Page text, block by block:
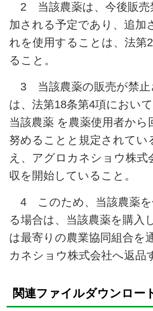
2 当該農薬は、今後販売
加される予定であり、追加
れを使用することは、法第
ること。
3 当該農薬の販売が禁止
は、法第18条第4項において
当該農薬 を農薬使用者から
努めることと規定されてい
え、アグロカネショウ株式
収を開始していること。
4 このため、当該農薬を
る場合は、当該農薬を購入
は最寄りの農業協同組合を
カネショウ株式会社へ返品
関連ファイルダウンロー